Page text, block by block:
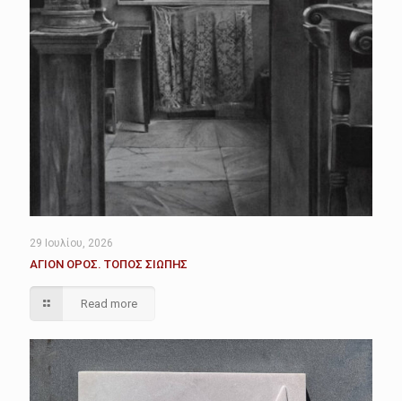
29 Ιουλίου, 2026
ΑΓΙΟΝ ΟΡΟΣ. ΤΟΠΟΣ ΣΙΩΠΗΣ
Read more